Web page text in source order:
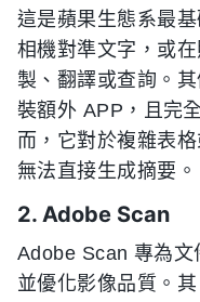
這是蘋果生態系最
相機對準文字，或
製、翻譯或查詢。
裝額外 APP，且完
而，它對於複雜表
無法直接生成摘要。
2. Adobe Scan
Adobe Scan 專為文
並優化影像品質。